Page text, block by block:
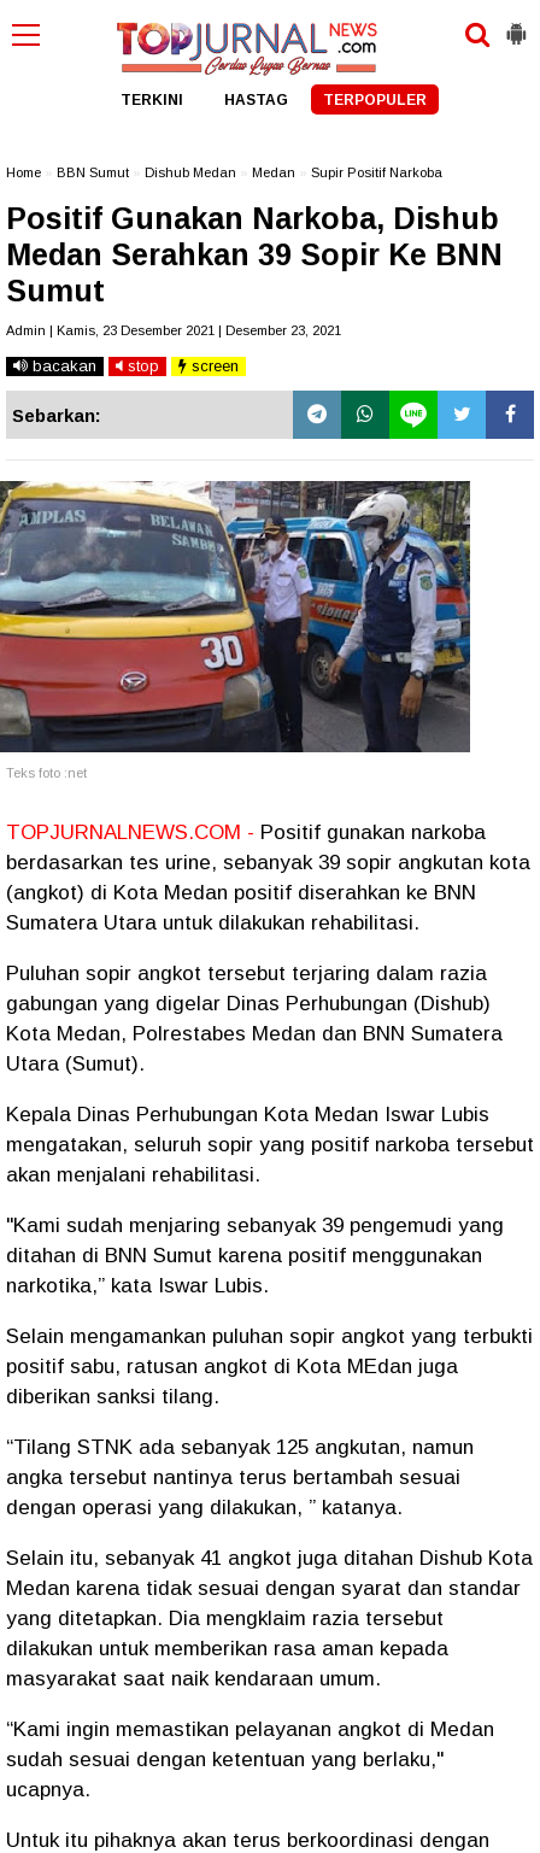
TERKINI HASTAG TERPOPULER
Home BBN Sumut Dishub Medan Medan Supir Positif Narkoba
Positif Gunakan Narkoba, Dishub
Medan Serahkan 39 Sopir Ke BNN
Sumut
Admin | Kamis, 23 Desember 2021 | Desember 23, 2021
bacakan stop screen
Sebarkan:
Teks foto :net
TOPJURNALNEWS.COM - Positif gunakan narkoba
berdasarkan tes urine, sebanyak 39 sopir angkutan kota
(angkot) di Kota Medan positif diserahkan ke BNN
Sumatera Utara untuk dilakukan rehabilitasi.
Puluhan sopir angkot tersebut terjaring dalam razia
gabungan yang digelar Dinas Perhubungan (Dishub)
Kota Medan, Polrestabes Medan dan BNN Sumatera
Utara (Sumut).
Kepala Dinas Perhubungan Kota Medan Iswar Lubis
mengatakan, seluruh sopir yang positif narkoba tersebut
akan menjalani rehabilitasi.
"Kami sudah menjaring sebanyak 39 pengemudi yang
ditahan di BNN Sumut karena positif menggunakan
narkotika,” kata Iswar Lubis.
Selain mengamankan puluhan sopir angkot yang terbukti
positif sabu, ratusan angkot di Kota MEdan juga
diberikan sanksi tilang.
“Tilang STNK ada sebanyak 125 angkutan, namun
angka tersebut nantinya terus bertambah sesuai
dengan operasi yang dilakukan, ” katanya.
Selain itu, sebanyak 41 angkot juga ditahan Dishub Kota
Medan karena tidak sesuai dengan syarat dan standar
yang ditetapkan. Dia mengklaim razia tersebut
dilakukan untuk memberikan rasa aman kepada
masyarakat saat naik kendaraan umum.
“Kami ingin memastikan pelayanan angkot di Medan
sudah sesuai dengan ketentuan yang berlaku,"
ucapnya.
Untuk itu pihaknya akan terus berkoordinasi dengan